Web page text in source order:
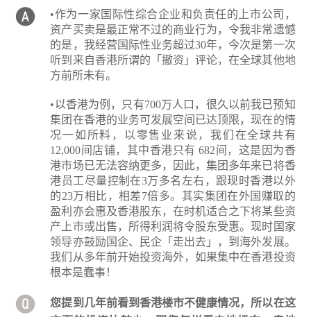
•作为一家国际性综合企业和负责任的上市公司，
资产买卖是最正常不过的商业行为，令我非常遗憾
的是，我经营国际性业务超过30年，今次是第一次
听到来自香港所谓的「撤资」评论，在全球其他地
方前所未有。
•以香港为例，只有700万人口，很久以前我已预知
集团在香港的业务可发展空间已达顶限，现在的情
况一如所料，以零售业来说，我们在全球共有
12,000间店铺，其中香港只有 682间，这是因为香
港市场已无法容纳更多，因此，集团多年来已将香
港员工尽量控制在3万多名左右，跟现时香港以外
的23万相比，相差7倍多。其实集团在外国赚取的
盈利亦会惠及香港股东，在时机适合之下将某些资
产上市或出售，所得利润将令股东受惠。现时国家
领导亦鼓励国企、民企「走出去」，到海外发展。
我们从多年前开始投资海外，如果集中在香港投资
根本是蠢事！
您提到几年前看到香港楼市不健康情况，所以在这